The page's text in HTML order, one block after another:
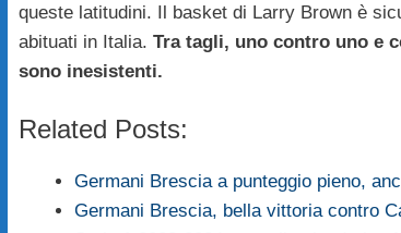
queste latitudini. Il basket di Larry Brown è
abituati in Italia. Tra tagli, uno contro uno e
sono inesistenti.
Related Posts:
Germani Brescia a punteggio pieno,
Germani Brescia, bella vittoria contro